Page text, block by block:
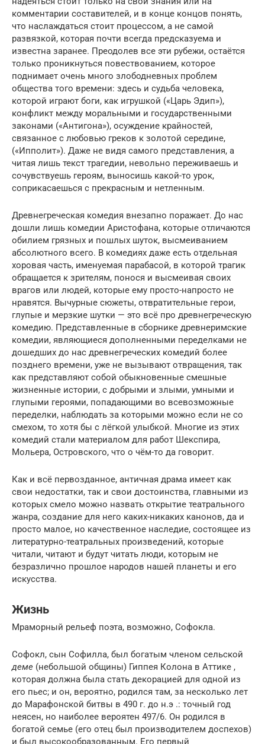
комментарии составителей, и в конце концов понять,
что наслаждаться стоит процессом, а не самой
развязкой, которая почти всегда предсказуема и
известна заранее. Преодолев все эти рубежи, остаётся
только проникнуться повествованием, которое
поднимает очень много злободневных проблем
общества того времени: здесь и судьба человека,
которой играют боги, как игрушкой («Царь Эдип»),
конфликт между моральными и государственными
законами («Антигона»), осуждение крайностей,
связанное с любовью греков к золотой середине,
(«Ипполит»). Даже не видя самого представления, а
читая лишь текст трагедии, невольно переживаешь и
сочувствуешь героям, выносишь какой-то урок,
соприкасаешься с прекрасным и нетленным.
Древнегреческая комедия внезапно поражает. До нас
дошли лишь комедии Аристофана, которые отличаются
обилием грязных и пошлых шуток, высмеиванием
абсолютного всего. В комедиях даже есть отдельная
хоровая часть, именуемая парабасой, в которой трагик
обращается к зрителям, понося и высмеивая своих
врагов или людей, которые ему просто-напросто не
нравятся. Вычурные сюжеты, отвратительные герои,
глупые и мерзкие шутки — это всё про древнегреческую
комедию. Представленные в сборнике древнеримские
комедии, являющиеся дополненными переделками не
дошедших до нас древнегреческих комедий более
позднего времени, уже не вызывают отвращения, так
как представляют собой обыкновенные смешные
жизненные истории, с добрыми и злыми, умными и
глупыми героями, попадающими во всевозможные
переделки, наблюдать за которыми можно если не со
смехом, то хотя бы с лёгкой улыбкой. Многие из этих
комедий стали материалом для работ Шекспира,
Мольера, Островского, что о чём-то да говорит.
Как и всё первозданное, античная драма имеет как
свои недостатки, так и свои достоинства, главными из
которых смело можно назвать открытие театрального
жанра, создание для него каких-никаких канонов, да и
просто малое, но качественное наследие, состоящее из
литературно-театральных произведений, которые
читали, читают и будут читать люди, которым не
безразлично прошлое народов нашей планеты и его
искусства.
Жизнь
Мраморный рельеф поэта, возможно, Софокла.
Софокл, сын Софилла, был богатым членом сельской
деме (небольшой общины) Гиппея Колона в Аттике ,
которая должна была стать декорацией для одной из
его пьес; и он, вероятно, родился там, за несколько лет
до Марафонской битвы в 490 г. до н.э .: точный год
неясен, но наиболее вероятен 497/6. Он родился в
богатой семье (его отец был производителем доспехов)
и был высокообразованным. Его первый